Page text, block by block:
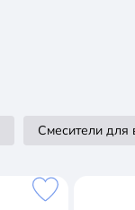
Смесители